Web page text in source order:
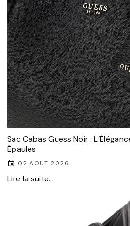
Sac Cabas Guess Noir :
Épaules
02 AOÛT 2026
Lire la suite...